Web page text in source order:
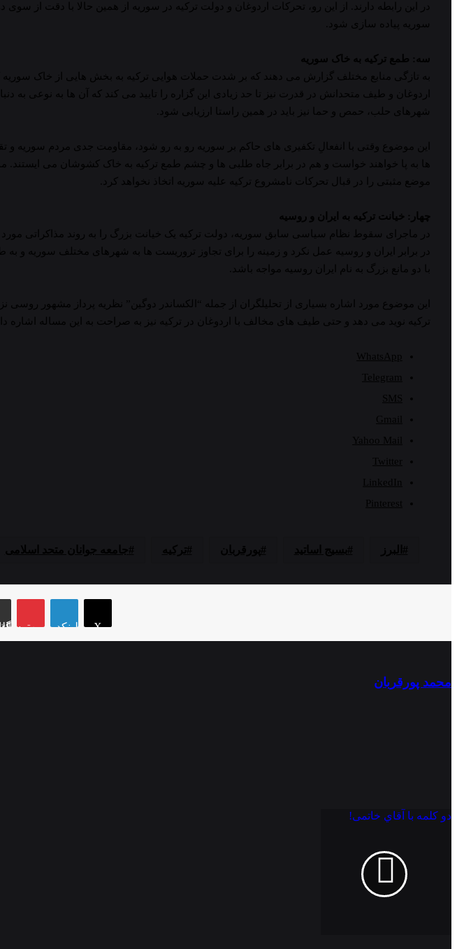
در این رابطه دارند. از این رو، تحرکات اردوغان و دولت ترکیه در سوریه از همین حالا با دقت از
سوریه پیاده سازی شود.
سه: طمع ترکیه به خاک سوریه
به تازگی منابع مختلف گزارش می دهند که بر شدت حملات هوایی ترکیه به بخش هایی از خاک
اردوغان و طیف متحدانش در قدرت نیز تا حد زیادی این گزاره را تایید می کند که آن ها به نوعی
شهرهای حلب، حمص و حما نیز باید در همین راستا ارزیابی شود.
این موضوع وقتی با انفعالِ تکفیری های حاکم بر سوریه رو به رو شود، مقاومت جدی مردم سوریه و
ها به پا خواهند خواست و هم در برابر جاه طلبی ها و چشم طمع ترکیه به خاک کشوشان می ایستند.
موضع مثبتی را در قبال تحرکات نامشروع ترکیه علیه سوریه اتخاذ نخواهد کرد.
چهار: خیانت ترکیه به ایران و روسیه
در ماجرای سقوط نظام سیاسی سابق سوریه، دولت ترکیه یک خیانت بزرگ را به روند مذاکراتی مورد
در برابر ایران و روسیه عمل نکرد و زمینه را برای تجاوز تروریست ها به شهرهای مختلف سوریه
با دو مانع بزرگ به نام ایران روسیه مواجه باشد.
این موضوع مورد اشاره بسیاری از تحلیلگران از جمله “الکساندر دوگین” نظریه پرداز مشهور
ترکیه نوید می دهد و حتی طیف های مخالف با اردوغان در ترکیه نیز به صراحت به این مساله اشاره
WhatsApp
Telegram
SMS
Gmail
Yahoo Mail
Twitter
LinkedIn
Pinterest
البرز بسیج اساتید پورقربان ترکیه جامعه جوانان متحد اسلامی
X لینکدین پین‌ترست
اشتراک
محمد پورقربان
دو كلمه با آقاي خاتمی!